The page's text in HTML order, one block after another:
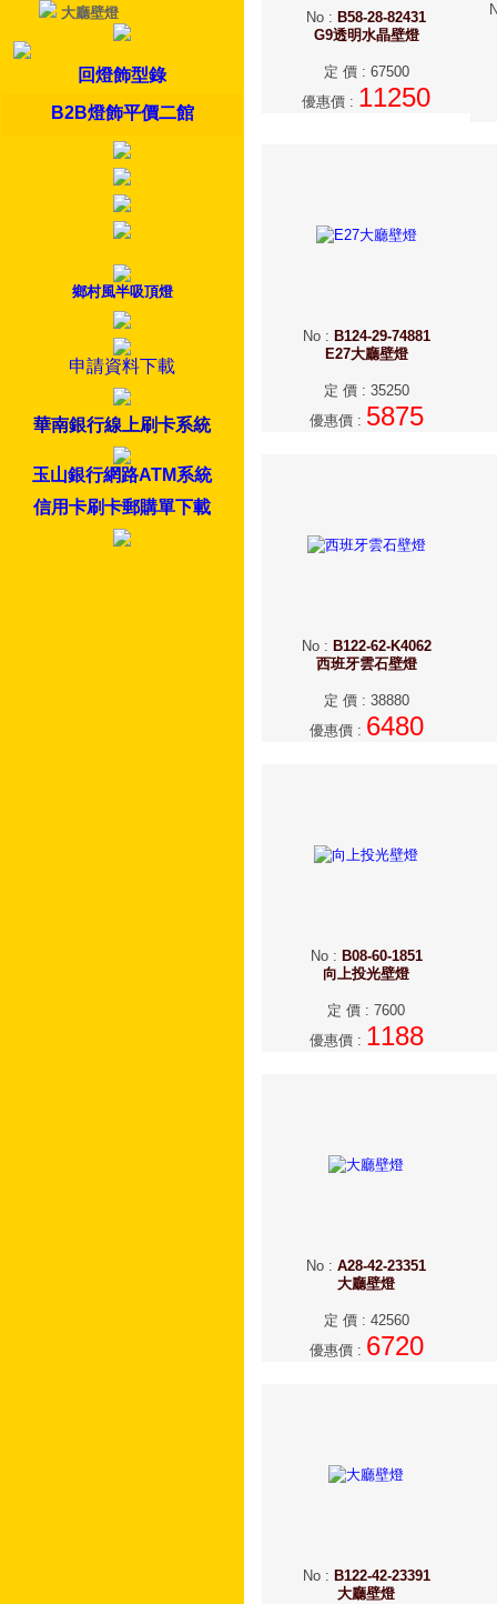
大廳壁燈
回燈飾型錄
B2B燈飾平價二館
鄉村風半吸頂燈
申請資料下載
華南銀行線上刷卡系統
玉山銀行網路ATM系統
信用卡刷卡郵購單下載
No : B58-28-82431
G9透明水晶壁燈
定 價: 67500
優惠價 : 11250
No: B124-29-74881
E27大廳壁燈
定 價: 35250
優惠價: 5875
No: B122-62-K4062
西班牙雲石壁燈
定 價: 38880
優惠價: 6480
No: B08-60-1851
向上投光壁燈
定 價 : 7600
優惠價: 1188
No : A28-42-23351
大廳壁燈
定 價: 42560
優惠價: 6720
No: B122-42-23391
大廳壁燈